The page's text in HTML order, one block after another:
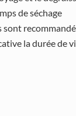
de séchage
sont
la durée de